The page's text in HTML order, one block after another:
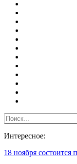
Интересное:
18 ноября состоится